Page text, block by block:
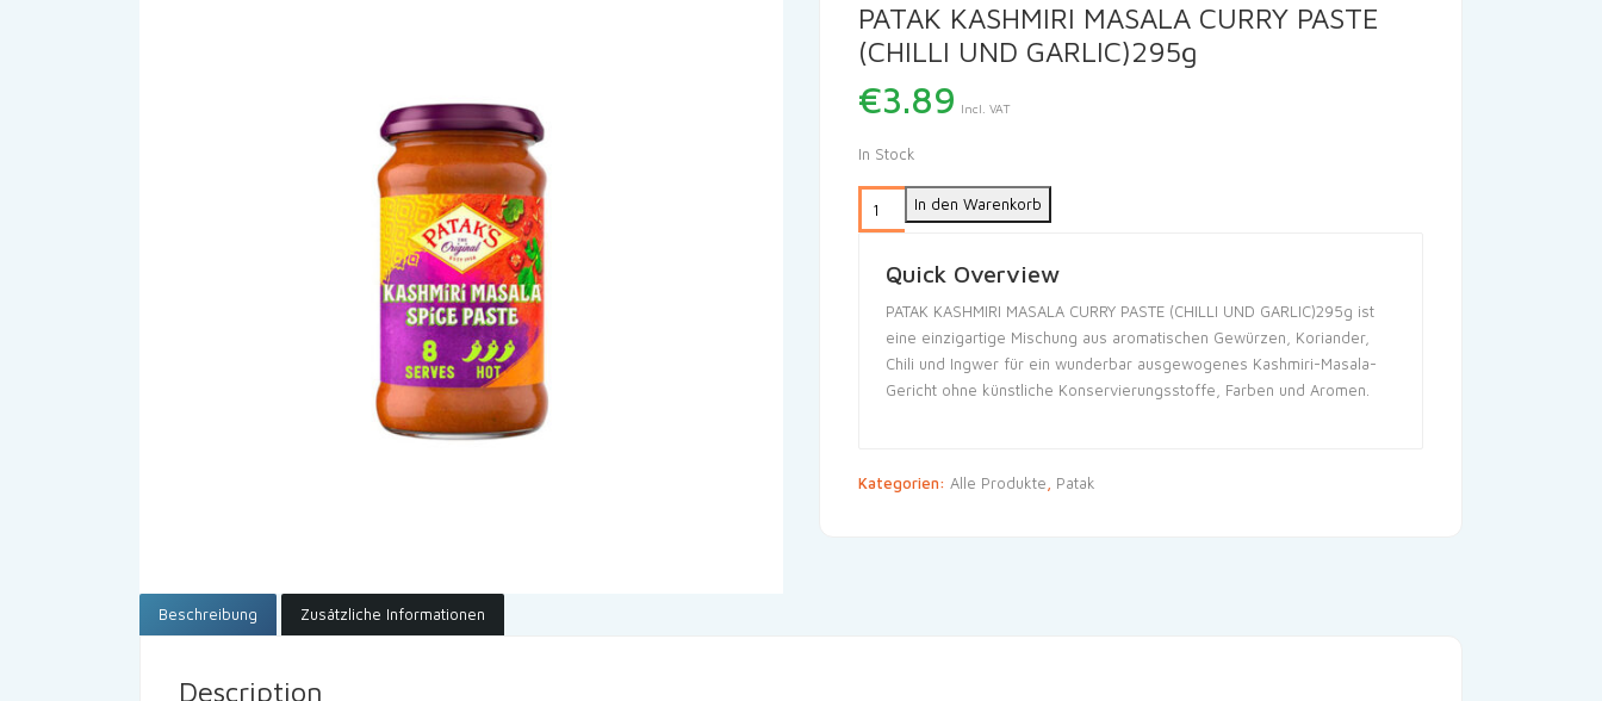
PATAK KASHMIRI MASALA CURRY PASTE
(CHILLI UND GARLIC)295g
€3.89 Incl. VAT
In Stock
In den Warenkorb
Quick Overview
PATAK KASHMIRI MASALA CURRY PASTE (CHILLI UND GARLIC)295g ist
eine einzigartige Mischung aus aromatischen Gewürzen, Koriander,
Chili und Ingwer für ein wunderbar ausgewogenes Kashmiri-Masala-
Gericht ohne künstliche Konservierungsstoffe, Farben und Aromen.
Kategorien: Alle Produkte Patak
Beschreibung Zusätzliche Informationen
Description